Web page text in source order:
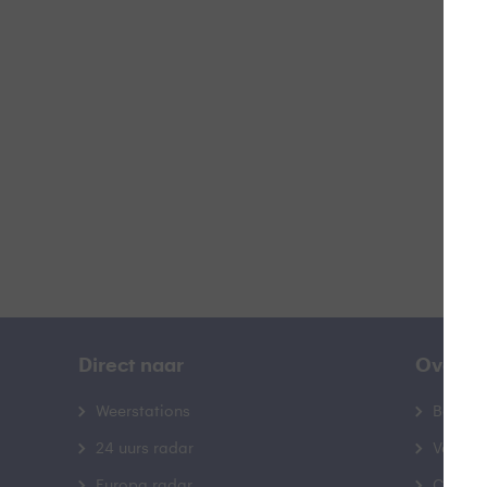
Direct naar
Weerstations
24 uurs radar
Over